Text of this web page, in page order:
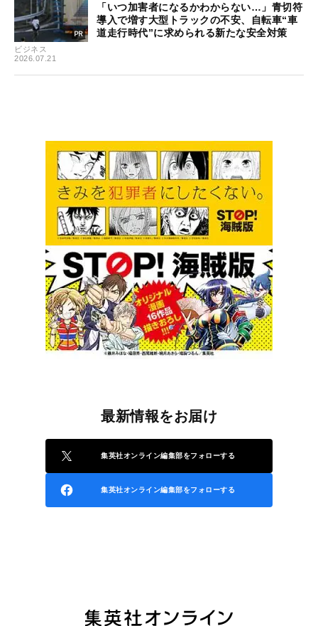
ビジネス
2026.07.21
「いつ加害者になるかわからない…」青切符
導入で増す大型トラックの不安、自転車“車
道走行時代”に求められる新たな安全対策
最新情報をお届け
集英社オンライン編集部をフォローする
集英社オンライン編集部をフォローする